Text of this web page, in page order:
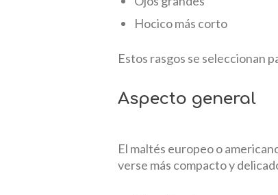
Hocico más corto
Estos rasgos se seleccionan
Aspecto general
El maltés europeo o
verse más compacto y